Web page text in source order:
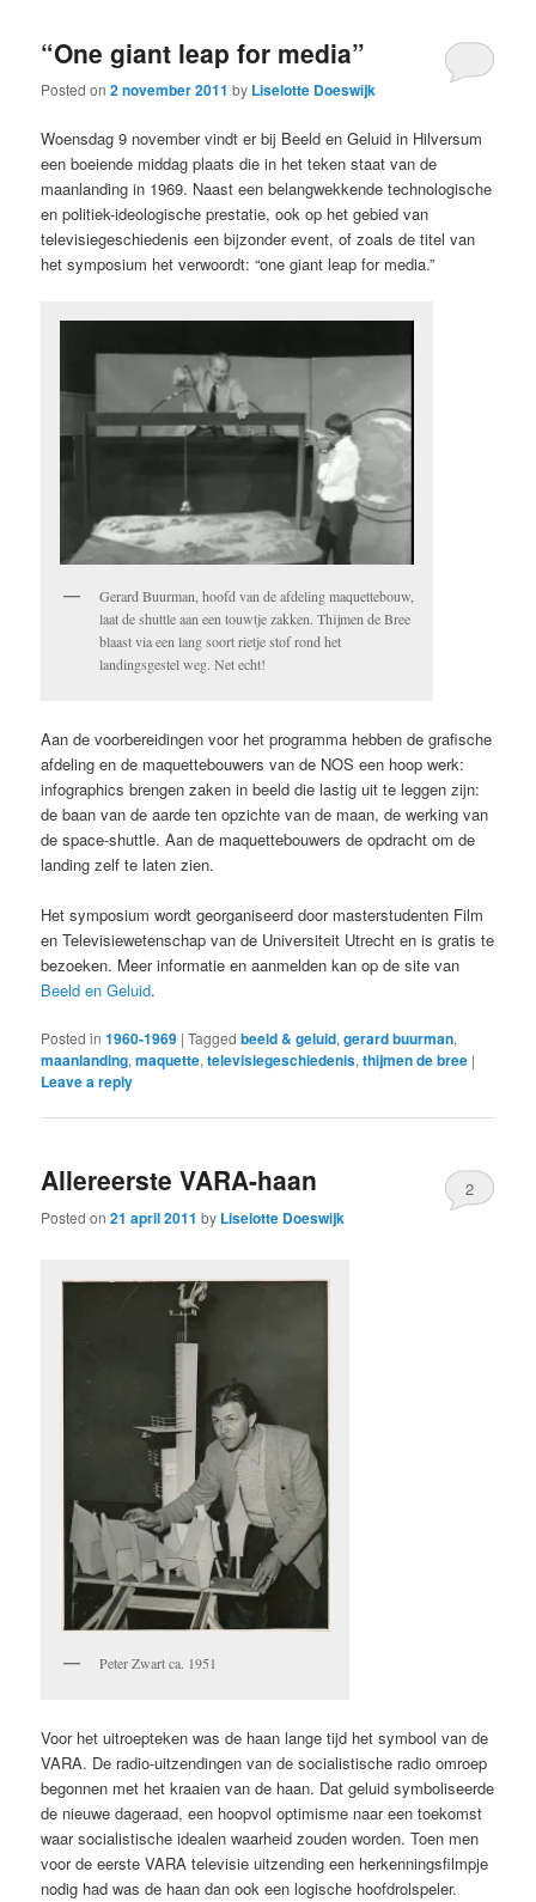
“One giant leap for media”
Posted on2 november 2011 by Liselotte Doeswijk
Woensdag 9 november vindt er bij Beeld en Geluid in Hilversum
een boeiende middag plaats die in het teken staat van de
maanlanding in 1969. Naast een belangwekkende technologische
en politiek-ideologische prestatie, ook op het gebied van
televisiegeschiedenis een bijzonder event, of zoals de titel van
het symposium het verwoordt: “one giant leap for media.”
Gerard Buurman, hoofd van de afdeling maquettebouw,
laat de shuttle aan een touwtje zakken. Thijmen de Bree
blaast via een lang soort rietje stof rond het
landingsgestel weg. Net echt!
Aan de voorbereidingen voor het programma hebben de grafische
afdeling en de maquettebouwers van de NOS een hoop werk:
infographics brengen zaken in beeld die lastig uit te leggen zijn:
de baan van de aarde ten opzichte van de maan, de werking van
de space-shuttle. Aan de maquettebouwers de opdracht om de
landing zelf te laten zien.
Het symposium wordt georganiseerd door masterstudenten Film
en Televisiewetenschap van de Universiteit Utrecht en is gratis te
bezoeken. Meer informatie en aanmelden kan op de site van
Beeld en Geluid.
Posted in 1960-1969 |Tagged beeld & geluid,gerard buurman,
maanlanding,maquette,televisiegeschiedenis,thijmen de bree |
Leave a reply
Allereerste VARA-haan
Posted on21 april 2011 by Liselotte Doeswijk
2
Peter Zwart ca. 1951
Voor het uitroepteken was de haan lange tijd het symbool van de
VARA. De radio-uitzendingen van de socialistische radio omroep
begonnen met het kraaien van de haan. Dat geluid symboliseerde
de nieuwe dageraad, een hoopvol optimisme naar een toekomst
waar socialistische idealen waarheid zouden worden. Toen men
voor de eerste VARA televisie uitzending een herkenningsfilmpje
nodig had was de haan dan ook een logische hoofdrolspeler.